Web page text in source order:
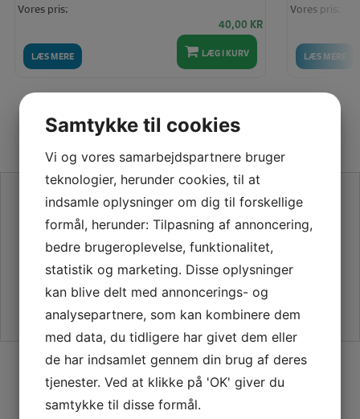
LÆS MERE
Vores pris:
40,00 KR
LÆG I KURV LÆS MERE
Vores pris:
SE VORES ANMELDELSER PÅ TRUSTPILOT
SIKKER HANDEL PÅ SYMASKINETORVET.DK
Samtykke til cookies
Vi og vores samarbejdspartnere bruger
teknologier, herunder cookies, til at
indsamle oplysninger om dig til forskellige
formål, herunder: Tilpasning af annoncering,
bedre brugeroplevelse, funktionalitet,
statistik og marketing. Disse oplysninger
kan blive delt med annoncerings- og
analysepartnere, som kan kombinere dem
med data, du tidligere har givet dem eller
de har indsamlet gennem din brug af deres
tjenester. Ved at klikke på 'OK' giver du
samtykke til disse formål.